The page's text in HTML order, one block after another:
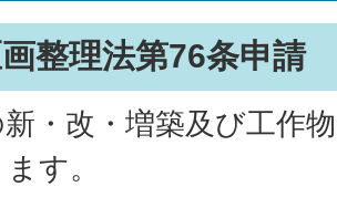
整理法第76条申請
・改・増築及び工作
す。